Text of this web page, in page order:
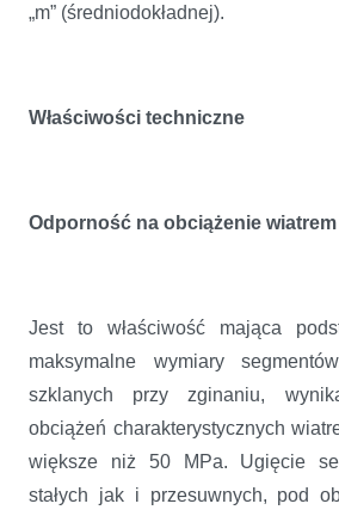
„m” (średniodokładnej).
Właściwości techniczne
Odporność na obciążenie wiatrem
Jest to właściwość mająca
maksymalne wymiary
szklanych przy zginaniu,
obciążeń charakterystycznych
większe niż 50 MPa. Ugięcie
stałych jak i przesuwnych, pod